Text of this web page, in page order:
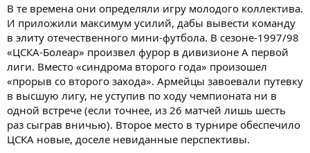
В те времена они определяли игру молодого коллектива.
И приложили максимум усилий, дабы вывести команду
в элиту отечественного мини-футбола. В сезоне-1997/98
«ЦСКА-Болеар» произвел фурор в дивизионе А первой
лиги. Вместо «синдрома второго года» произошел
«прорыв со второго захода». Армейцы завоевали путевку
в высшую лигу, не уступив по ходу чемпионата ни в
одной встрече (если точнее, из 26 матчей лишь шесть
раз сыграв вничью). Второе место в турнире обеспечило
ЦСКА новые, доселе невиданные перспективы.